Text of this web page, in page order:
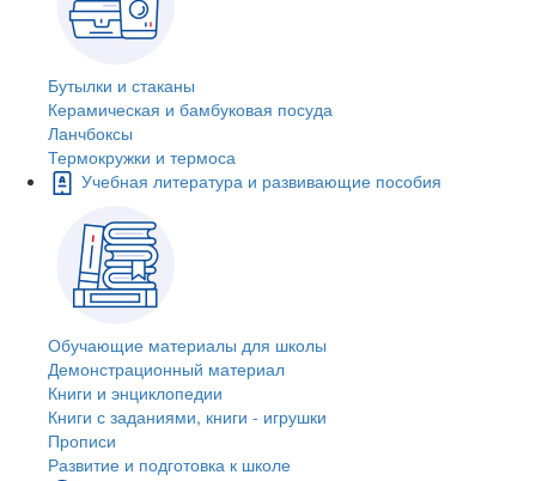
Бутылки и стаканы
Керамическая и бамбуковая посуда
Ланчбоксы
Термокружки и термоса
Учебная литература и развивающие пособия
Обучающие материалы для школы
Демонстрационный материал
Книги и энциклопедии
Книги с заданиями, книги - игрушки
Прописи
Развитие и подготовка к школе